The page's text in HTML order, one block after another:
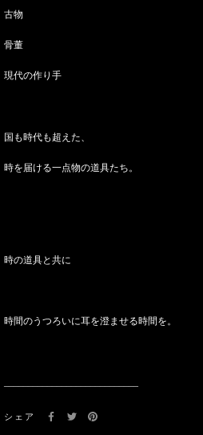
古物
骨董
現代の作り手
国も時代も超えた、
時を届ける一点物の道具たち。
時の道具と共に
時間のうつろいに耳を澄ませる時間を。
シェア